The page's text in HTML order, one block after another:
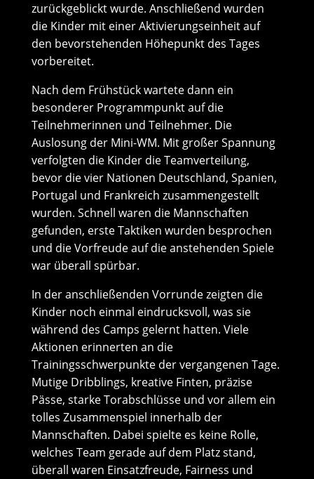
zurückgeblickt wurde. Anschließend wurden
die Kinder mit einer Aktivierungseinheit auf
den bevorstehenden Höhepunkt des Tages
vorbereitet.
Nach dem Frühstück wartete dann ein
besonderer Programmpunkt auf die
Teilnehmerinnen und Teilnehmer. Die
Auslosung der Mini-WM. Mit großer Spannung
verfolgten die Kinder die Teamverteilung,
bevor die vier Nationen Deutschland, Spanien,
Portugal und Frankreich zusammengestellt
wurden. Schnell waren die Mannschaften
gefunden, erste Taktiken wurden besprochen
und die Vorfreude auf die anstehenden Spiele
war überall spürbar.
In der anschließenden Vorrunde zeigten die
Kinder noch einmal eindrucksvoll, was sie
während des Camps gelernt hatten. Viele
Aktionen erinnerten an die
Trainingsschwerpunkte der vergangenen Tage.
Mutige Dribblings, kreative Finten, präzise
Pässe, starke Torabschlüsse und vor allem ein
tolles Zusammenspiel innerhalb der
Mannschaften. Dabei spielte es keine Rolle,
welches Team gerade auf dem Platz stand,
überall waren Einsatzfreude, Fairness und